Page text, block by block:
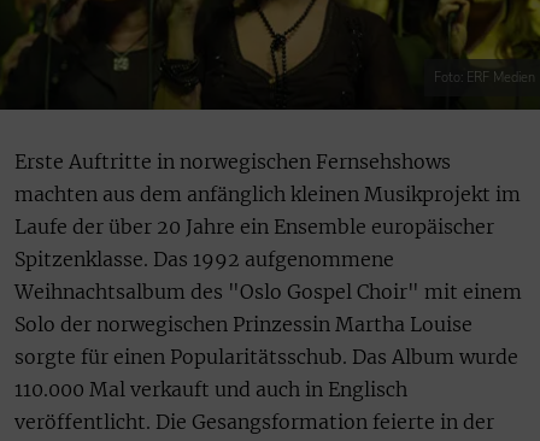
Foto: ERF Medien
Erste Auftritte in norwegischen Fernsehshows
machten aus dem anfänglich kleinen Musikprojekt im
Laufe der über 20 Jahre ein Ensemble europäischer
Spitzenklasse. Das 1992 aufgenommene
Weihnachtsalbum des "Oslo Gospel Choir" mit einem
Solo der norwegischen Prinzessin Martha Louise
sorgte für einen Popularitätsschub. Das Album wurde
110.000 Mal verkauft und auch in Englisch
veröffentlicht. Die Gesangsformation feierte in der